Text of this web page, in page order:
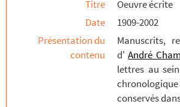
Titre
Oeuvre écrite
Date
1909-2002
Présentation du
contenu
Manuscrits,
d' André
lettres au
conservés